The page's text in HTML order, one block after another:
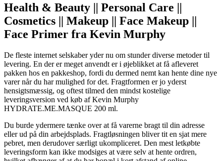
Health & Beauty || Personal Care ||
Cosmetics || Makeup || Face Makeup ||
Face Primer fra Kevin Murphy
De fleste internet selskaber yder nu om stunder diverse metoder til
levering. En der er meget anvendt er i øjeblikket at få afleveret
pakken hos en pakkeshop, fordi du dermed nemt kan hente dine nye
varer når du har mulighed for det. Fragtformen er jo yderst
hensigtsmæssig, og oftest tilmed den mindst kostelige
leveringsversion ved køb af Kevin Murphy
HYDRATE.ME.MASQUE 200 ml.
Du burde ydermere tænke over at få varerne bragt til din adresse
eller ud på din arbejdsplads. Fragtløsningen bliver tit en sjat mere
pebret, men derudover særligt ukompliceret. Den mest letkøbte
leveringsform kan ikke modsiges at være selv at hente ordren,